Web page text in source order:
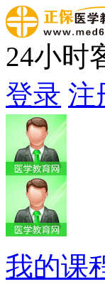
24小时
登录 注
我的课